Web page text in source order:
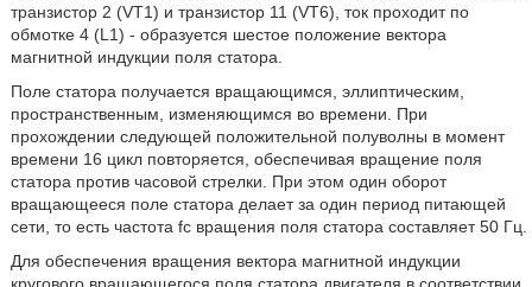
транзистор 2 (VT1) и транзистор 11 (VT6), ток проходит по
обмотке 4 (L1) - образуется шестое положение вектора
магнитной индукции поля статора.
Поле статора получается вращающимся, эллиптическим,
пространственным, изменяющимся во времени. При
прохождении следующей положительной полуволны в момент
времени 16 цикл повторяется, обеспечивая вращение поля
статора против часовой стрелки. При этом один оборот
вращающееся поле статора делает за один период питающей
сети, то есть частота fc вращения поля статора составляет 50 Гц.
Для обеспечения вращения вектора магнитной индукции